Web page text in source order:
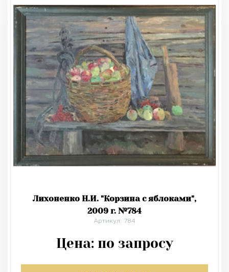
Лихоненко Н.И. "Корзина с яблоками",
2009 г. №784
Артикул: 784
Цена: по запросу